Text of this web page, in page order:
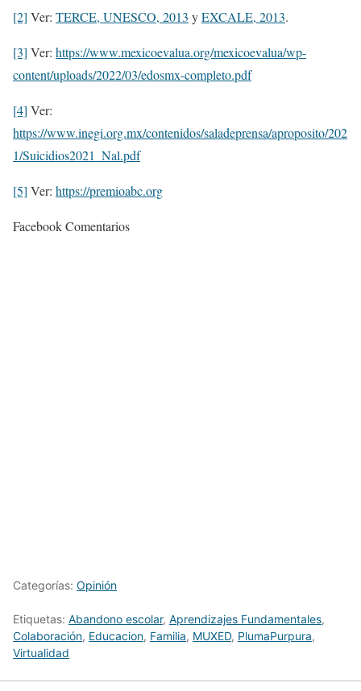
[2] Ver: TERCE, UNESCO, 2013 yEXCALE, 2013.
[3] Ver: https://www.mexicoevalua.org/mexicoevalua/wp-
content/uploads/2022/03/edosmx-completo.pdf
[4] Ver:
https://www.inegi.org.mx/contenidos/saladeprensa/aproposito/202
1/Suicidios2021_Nal.pdf
[5] Ver: https://premioabc.org
Facebook Comentarios
Categorías: Opinión
Etiquetas: Abandono escolar, Aprendizajes Fundamentales,
Colaboración, Educacion, Familia, MUXED, PlumaPurpura,
Virtualidad